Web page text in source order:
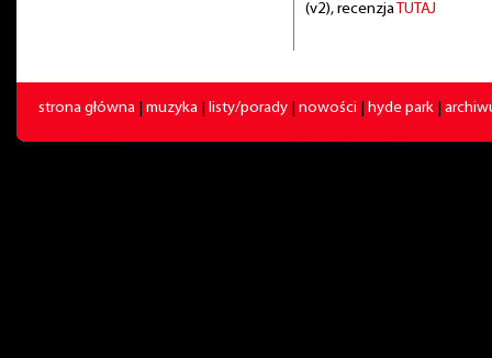
(v2), recenzja TUTAJ
strona główna muzyka listy/porady nowości hyde park